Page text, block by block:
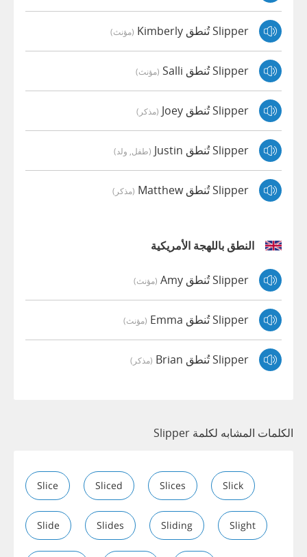
Slipper تُنطق Kimberly (مؤنث)
Slipper تُنطق Salli (مؤنث)
Slipper تُنطق Joey (مذكر)
Slipper تُنطق Justin (طفل, ولد)
Slipper تُنطق Matthew (مذكر)
النطق باللهجة الأمريكية
Slipper تُنطق Amy (مؤنث)
Slipper تُنطق Emma (مؤنث)
Slipper تُنطق Brian (مذكر)
الكلمات المشابه لكلمة Slipper
Slice Sliced Slices Slick
Slide Slides Sliding Slight